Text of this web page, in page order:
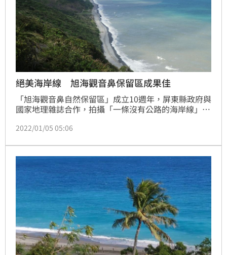
絕美海岸線 旭海觀音鼻保留區成果佳
「旭海觀音鼻自然保留區」成立10週年，屏東縣政府與
國家地理雜誌合作，拍攝「一條沒有公路的海岸線」影
2022/01/05 05:06